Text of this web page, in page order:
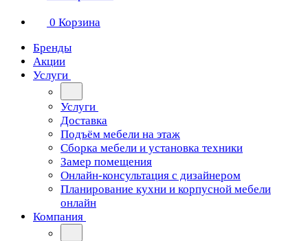
0 Корзина
Бренды
Акции
Услуги
Услуги
Доставка
Подъём мебели на этаж
Сборка мебели и установка техники
Замер помещения
Онлайн-консультация с дизайнером
Планирование кухни и корпусной мебели
онлайн
Компания